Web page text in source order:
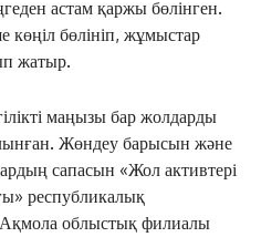
астам қаржы бөлінген.
бөлініп, жұмыстар
жатыр.
маңызы бар жолдарды
Жөндеу барысын және
сапасын «Жол активтері
республикалық
облыстық филиалы